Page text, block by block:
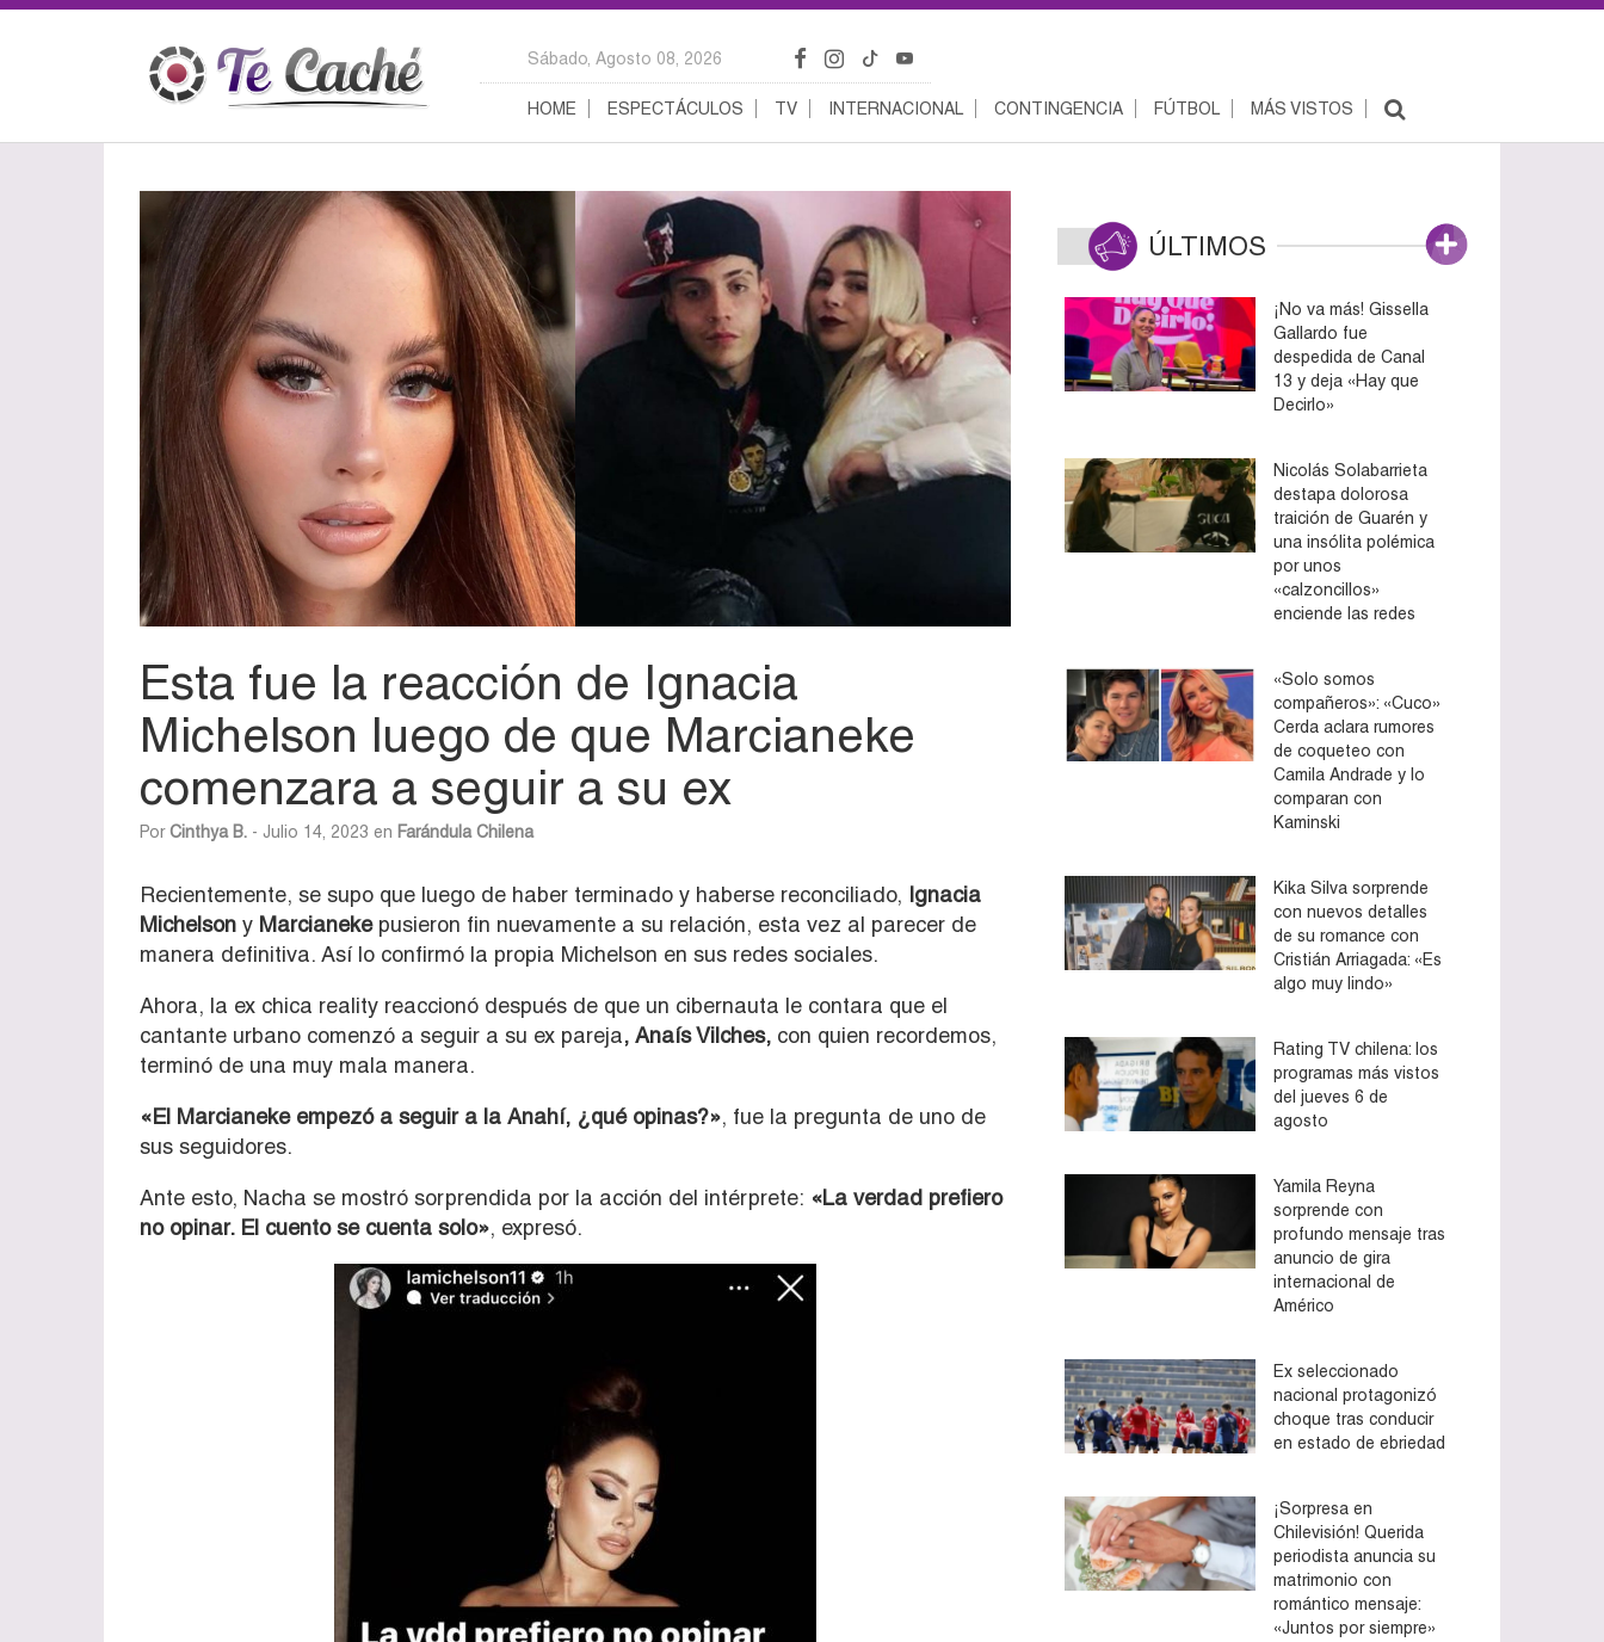
Sábado, Agosto 08, 2026
HOME ESPECTÁCULOS TV INTERNACIONAL CONTINGENCIA FÚTBOL MÁS VISTOS
Esta fue la reacción de Ignacia
Michelson luego de que Marcianeke
comenzara a seguir a su ex
PorCinthya B. - Julio 14, 2023 en Farándula Chilena
Recientemente, se supo que luego de haber terminado y haberse reconciliado, Ignacia
Michelson y Marcianekepusieron fin nuevamente a su relación, esta vez al parecer de
manera definitiva. Así lo confirmó la propia Michelson en sus redes sociales.
Ahora, la ex chica reality reaccionó después de que un cibernauta le contara que el
cantante urbano comenzó a seguir a su ex pareja, Anaís Vilches, con quien recordemos,
terminó de una muy mala manera.
«El Marcianeke empezó a seguir a la Anahí, ¿qué opinas?», fue la pregunta de uno de
sus seguidores.
Ante esto, Nacha se mostró sorprendida por la acción del intérprete: «La verdad prefiero
no opinar. El cuento se cuenta solo», expresó.
ÚLTIMOS
¡No va más! Gissella
Gallardo fue
despedida de Canal
13 y deja «Hay que
Decirlo»
Nicolás Solabarrieta
destapa dolorosa
traición de Guarén y
una insólita polémica
por unos
«calzoncillos»
enciende las redes
«Solo somos
compañeros»: «Cuco»
Cerda aclara rumores
de coqueteo con
Camila Andrade y lo
comparan con
Kaminski
Kika Silva sorprende
con nuevos detalles
de su romance con
Cristián Arriagada: «Es
algo muy lindo»
Rating TV chilena: los
programas más vistos
del jueves 6 de
agosto
Yamila Reyna
sorprende con
profundo mensaje tras
anuncio de gira
internacional de
Américo
Ex seleccionado
nacional protagonizó
choque tras conducir
en estado de ebriedad
¡Sorpresa en
Chilevisión! Querida
periodista anuncia su
matrimonio con
romántico mensaje:
«Juntos por siempre»